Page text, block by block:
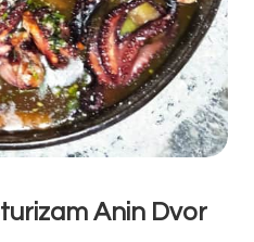
Anin Dvor